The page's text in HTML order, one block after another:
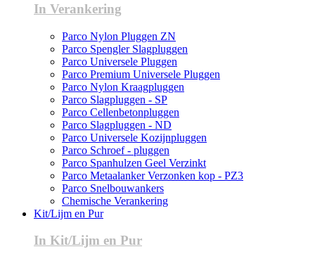
In Verankering
Parco Nylon Pluggen ZN
Parco Spengler Slagpluggen
Parco Universele Pluggen
Parco Premium Universele Pluggen
Parco Nylon Kraagpluggen
Parco Slagpluggen - SP
Parco Cellenbetonpluggen
Parco Slagpluggen - ND
Parco Universele Kozijnpluggen
Parco Schroef - pluggen
Parco Spanhulzen Geel Verzinkt
Parco Metaalanker Verzonken kop - PZ3
Parco Snelbouwankers
Chemische Verankering
Kit/Lijm en Pur
In Kit/Lijm en Pur